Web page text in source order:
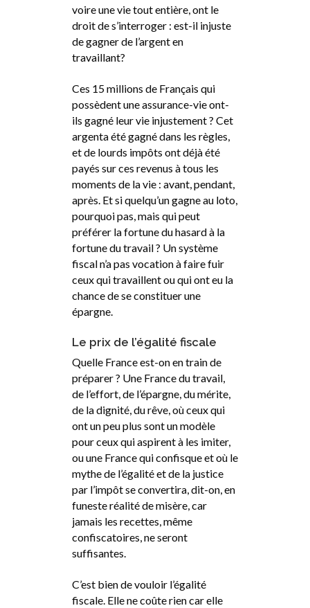
voire une vie tout entière, ont le
droit de s’interroger : est-il injuste
de gagner de l’argent en
travaillant?
Ces 15 millions de Français qui
possèdent une assurance-vie ont-
ils gagné leur vie injustement ? Cet
argenta été gagné dans les règles,
et de lourds impôts ont déjà été
payés sur ces revenus à tous les
moments de la vie : avant, pendant,
après. Et si quelqu’un gagne au loto,
pourquoi pas, mais qui peut
préférer la fortune du hasard à la
fortune du travail ? Un système
fiscal n’a pas vocation à faire fuir
ceux qui travaillent ou qui ont eu la
chance de se constituer une
épargne.
Le prix de l’égalité fiscale
Quelle France est-on en train de
préparer ? Une France du travail,
de l’effort, de l’épargne, du mérite,
de la dignité, du rêve, où ceux qui
ont un peu plus sont un modèle
pour ceux qui aspirent à les imiter,
ou une France qui confisque et où le
mythe de l’égalité et de la justice
par l’impôt se convertira, dit-on, en
funeste réalité de misère, car
jamais les recettes, même
confiscatoires, ne seront
suffisantes.
C’est bien de vouloir l’égalité
fiscale. Elle ne coûte rien car elle